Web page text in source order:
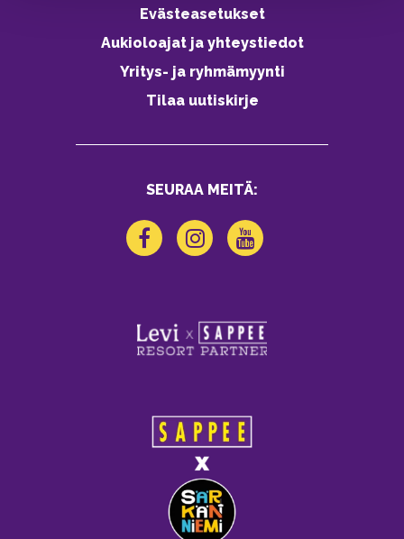
Evästeasetukset
Aukioloajat ja yhteystiedot
Yritys- ja ryhmämyynti
Tilaa uutiskirje
SEURAA MEITÄ: